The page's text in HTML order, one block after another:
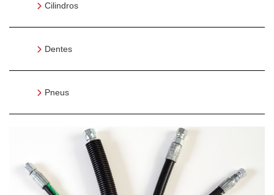
Cilindros
Dentes
Pneus